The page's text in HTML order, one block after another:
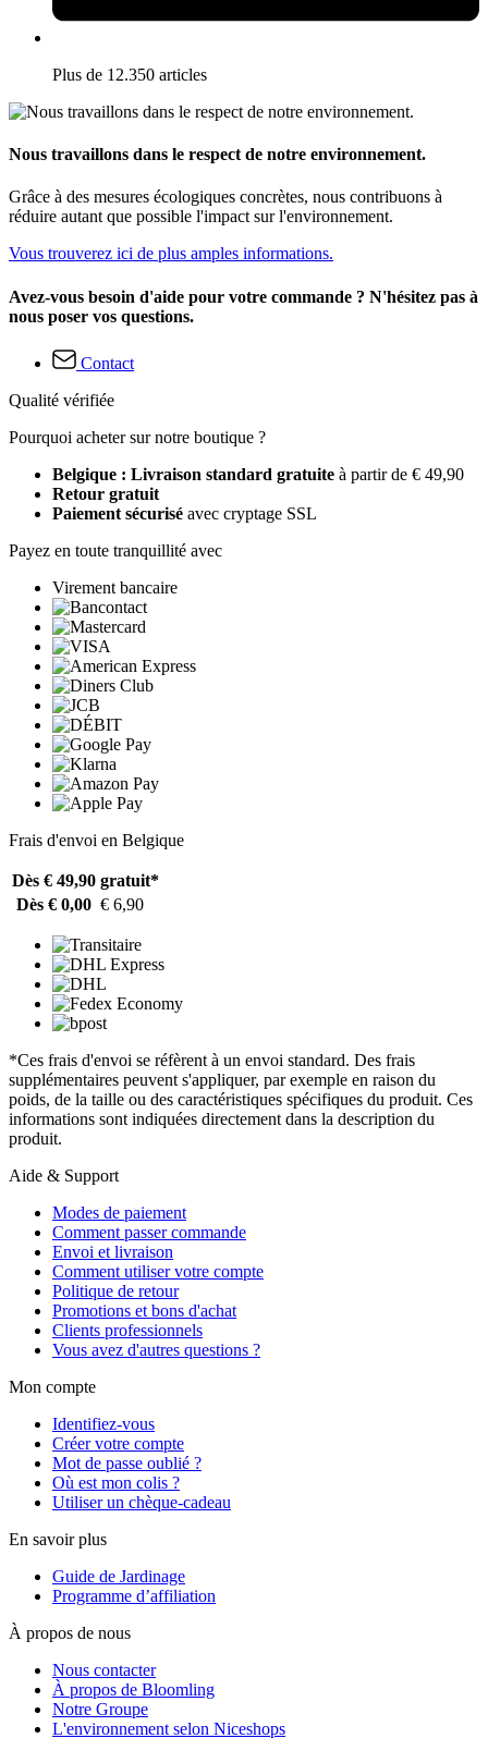
Plus de 12.350 articles
Nous travaillons dans le respect de notre environnement.
Grâce à des mesures écologiques concrètes, nous contribuons à
réduire autant que possible l'impact sur l'environnement.
Vous trouverez ici de plus amples informations.
Avez-vous besoin d'aide pour votre commande ? N'hésitez pas à
nous poser vos questions.
Contact
Qualité vérifiée
Pourquoi acheter sur notre boutique ?
Belgique : Livraison standard gratuite à partir de € 49,90
Retour gratuit
Paiement sécurisé avec cryptage SSL
Payez en toute tranquillité avec
Virement bancaire
Frais d'envoi en Belgique
Dès € 49,90 gratuit*
Dès € 0,00 € 6,90
*Ces frais d'envoi se réfèrent à un envoi standard. Des frais
supplémentaires peuvent s'appliquer, par exemple en raison du
poids, de la taille ou des caractéristiques spécifiques du produit. Ces
informations sont indiquées directement dans la description du
produit.
Aide & Support
Modes de paiement
Comment passer commande
Envoi et livraison
Comment utiliser votre compte
Politique de retour
Promotions et bons d'achat
Clients professionnels
Vous avez d'autres questions ?
Mon compte
Identifiez-vous
Créer votre compte
Mot de passe oublié ?
Où est mon colis ?
Utiliser un chèque-cadeau
En savoir plus
Guide de Jardinage
Programme d’affiliation
À propos de nous
Nous contacter
À propos de Bloomling
Notre Groupe
L'environnement selon Niceshops